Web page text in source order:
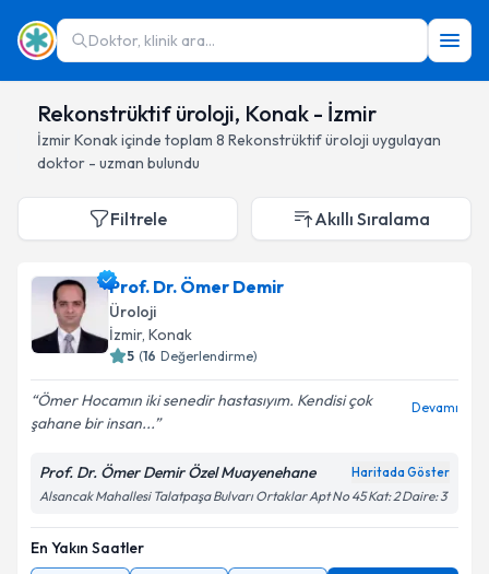
Doktor, klinik ara...
Rekonstrüktif üroloji, Konak - İzmir
İzmirKonakiçinde toplam 8 Rekonstrüktif üroloji uygulayan
doktor - uzman bulundu
Filtrele Akıllı Sıralama
Prof. Dr. Ömer Demir
Üroloji
İzmir, Konak
5 (16 Değerlendirme)
Ömer Hocamın iki senedir hastasıyım. Kendisi çok
şahane bir insan...
Devamı
Prof. Dr. Ömer Demir Özel Muayenehane Haritada Göster
Alsancak Mahallesi Talatpaşa Bulvarı Ortaklar Apt No 45 Kat: 2 Daire: 3
En Yakın Saatler